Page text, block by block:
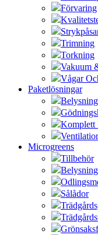
Förvaring
Trimning
Torkning
Vakuum
Vågar
Paketlösningar
Komplett
Microgreens
Tillbehör
Belysning
Sålådor